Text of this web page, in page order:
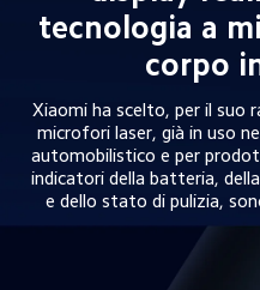
tecnologia a
corpo
Xiaomi ha scelto, per il suo
microfori laser, già in uso
automobilistico e per
indicatori della batteria,
e dello stato di pulizia,